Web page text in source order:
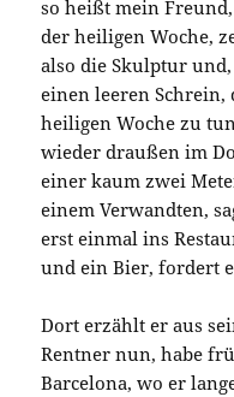
so heißt mein
der heiligen Woche,
also die Skulptur
einen leeren Schrein,
heiligen Woche zu
wieder draußen im
einer kaum zwei
einem Verwandten,
erst einmal ins
und ein Bier, fordert
Dort erzählt er aus
Rentner nun, habe
Barcelona, wo er